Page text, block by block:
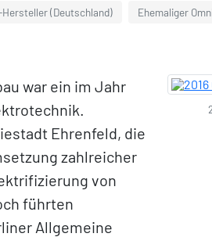
(Deutschland) Ehemaliger
war ein im Jahr
Ehrenfeld, die
zahlreicher
von
führten
Allgemeine